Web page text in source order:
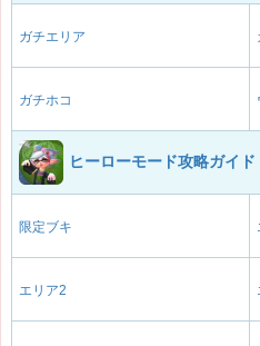
ガチエリア
ガチホコ
ヒーローモード攻略ガイド
限定ブキ
エリア2